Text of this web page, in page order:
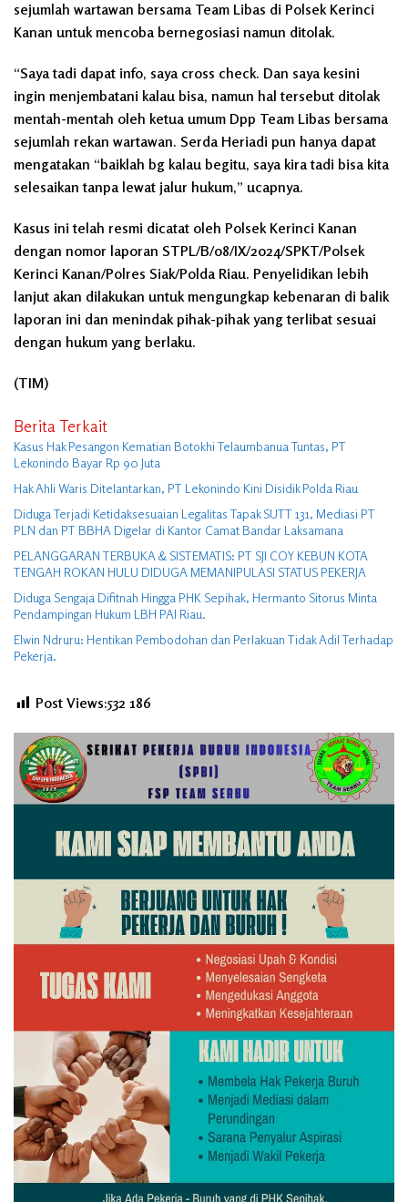
sejumlah wartawan bersama Team Libas di Polsek Kerinci
Kanan untuk mencoba bernegosiasi namun ditolak.
“Saya tadi dapat info, saya cross check. Dan saya kesini
ingin menjembatani kalau bisa, namun hal tersebut ditolak
mentah-mentah oleh ketua umum Dpp Team Libas bersama
sejumlah rekan wartawan. Serda Heriadi pun hanya dapat
mengatakan “baiklah bg kalau begitu, saya kira tadi bisa kita
selesaikan tanpa lewat jalur hukum,” ucapnya.
Kasus ini telah resmi dicatat oleh Polsek Kerinci Kanan
dengan nomor laporan STPL/B/08/IX/2024/SPKT/Polsek
Kerinci Kanan/Polres Siak/Polda Riau. Penyelidikan lebih
lanjut akan dilakukan untuk mengungkap kebenaran di balik
laporan ini dan menindak pihak-pihak yang terlibat sesuai
dengan hukum yang berlaku.
(TIM)
Berita Terkait
Kasus Hak Pesangon Kematian Botokhi Telaumbanua Tuntas, PT
Lekonindo Bayar Rp 90 Juta
Hak Ahli Waris Ditelantarkan, PT Lekonindo Kini Disidik Polda Riau
Diduga Terjadi Ketidaksesuaian Legalitas Tapak SUTT 131, Mediasi PT
PLN dan PT BBHA Digelar di Kantor Camat Bandar Laksamana
PELANGGARAN TERBUKA & SISTEMATIS: PT SJI COY KEBUN KOTA
TENGAH ROKAN HULU DIDUGA MEMANIPULASI STATUS PEKERJA
Diduga Sengaja Difitnah Hingga PHK Sepihak, Hermanto Sitorus Minta
Pendampingan Hukum LBH PAI Riau.
Elwin Ndruru: Hentikan Pembodohan dan Perlakuan Tidak Adil Terhadap
Pekerja.
Post Views:532 186